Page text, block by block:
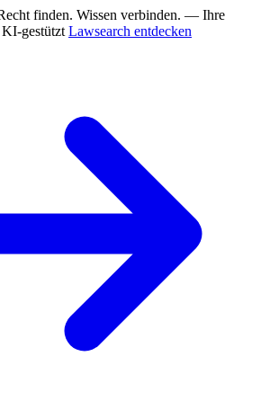
finden. Wissen verbinden. — Ihre
KI-gestützt Lawsearch entdecken